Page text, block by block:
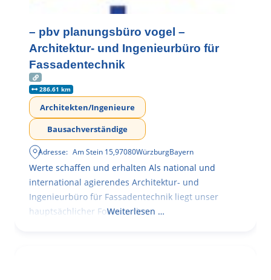
– pbv planungsbüro vogel –
Architektur- und Ingenieurbüro für
Fassadentechnik
286.61 km
Architekten/Ingenieure
Bausachverständige
Adresse: Am Stein 15,97080WürzburgBayern
Werte schaffen und erhalten Als national und
international agierendes Architektur- und
Ingenieurbüro für Fassadentechnik liegt unser
hauptsächlicher Fokus in der
Weiterlesen …